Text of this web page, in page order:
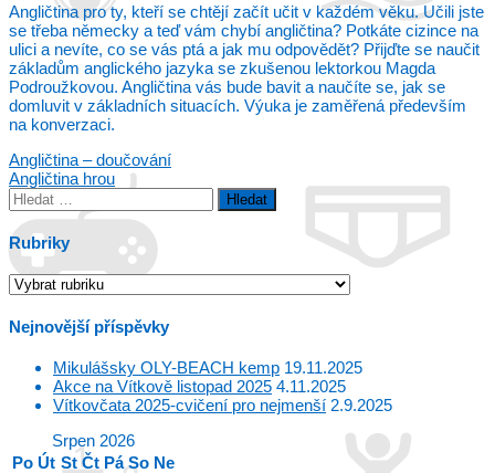
Angličtina pro ty, kteří se chtějí začít učit v každém věku. Učili jste
se třeba německy a teď vám chybí angličtina? Potkáte cizince na
ulici a nevíte, co se vás ptá a jak mu odpovědět? Přijďte se naučit
základům anglického jazyka se zkušenou lektorkou Magda
Podroužkovou. Angličtina vás bude bavit a naučíte se, jak se
domluvit v základních situacích. Výuka je zaměřená především
na konverzaci.
Navigace
pro
příspěvek
Angličtina – doučování
Angličtina hrou
Vyhledávání
Rubriky
Rubriky
Nejnovější příspěvky
Mikulášsky OLY-BEACH kemp 19.11.2025
Akce na Vítkově listopad 2025 4.11.2025
Vítkovčata 2025-cvičení pro nejmenší 2.9.2025
Srpen 2026
Po Út St Čt Pá So Ne